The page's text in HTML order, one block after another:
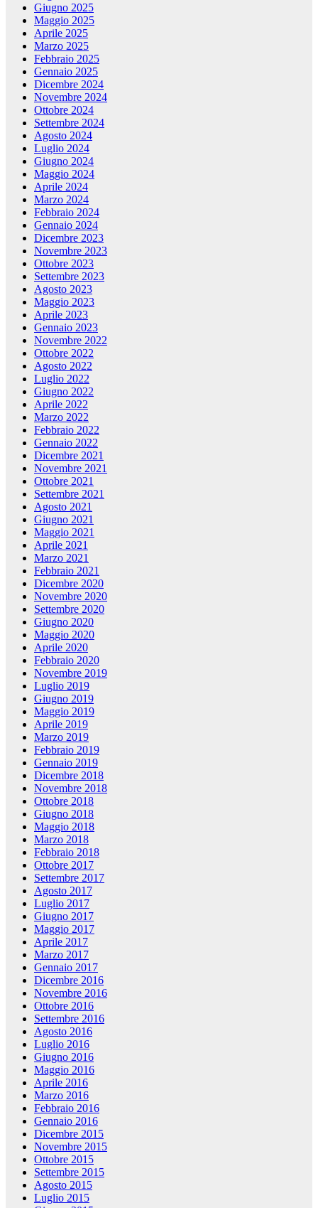
Giugno 2025
Maggio 2025
Aprile 2025
Marzo 2025
Febbraio 2025
Gennaio 2025
Dicembre 2024
Novembre 2024
Ottobre 2024
Settembre 2024
Agosto 2024
Luglio 2024
Giugno 2024
Maggio 2024
Aprile 2024
Marzo 2024
Febbraio 2024
Gennaio 2024
Dicembre 2023
Novembre 2023
Ottobre 2023
Settembre 2023
Agosto 2023
Maggio 2023
Aprile 2023
Gennaio 2023
Novembre 2022
Ottobre 2022
Agosto 2022
Luglio 2022
Giugno 2022
Aprile 2022
Marzo 2022
Febbraio 2022
Gennaio 2022
Dicembre 2021
Novembre 2021
Ottobre 2021
Settembre 2021
Agosto 2021
Giugno 2021
Maggio 2021
Aprile 2021
Marzo 2021
Febbraio 2021
Dicembre 2020
Novembre 2020
Settembre 2020
Giugno 2020
Maggio 2020
Aprile 2020
Febbraio 2020
Novembre 2019
Luglio 2019
Giugno 2019
Maggio 2019
Aprile 2019
Marzo 2019
Febbraio 2019
Gennaio 2019
Dicembre 2018
Novembre 2018
Ottobre 2018
Giugno 2018
Maggio 2018
Marzo 2018
Febbraio 2018
Ottobre 2017
Settembre 2017
Agosto 2017
Luglio 2017
Giugno 2017
Maggio 2017
Aprile 2017
Marzo 2017
Gennaio 2017
Dicembre 2016
Novembre 2016
Ottobre 2016
Settembre 2016
Agosto 2016
Luglio 2016
Giugno 2016
Maggio 2016
Aprile 2016
Marzo 2016
Febbraio 2016
Gennaio 2016
Dicembre 2015
Novembre 2015
Ottobre 2015
Settembre 2015
Agosto 2015
Luglio 2015